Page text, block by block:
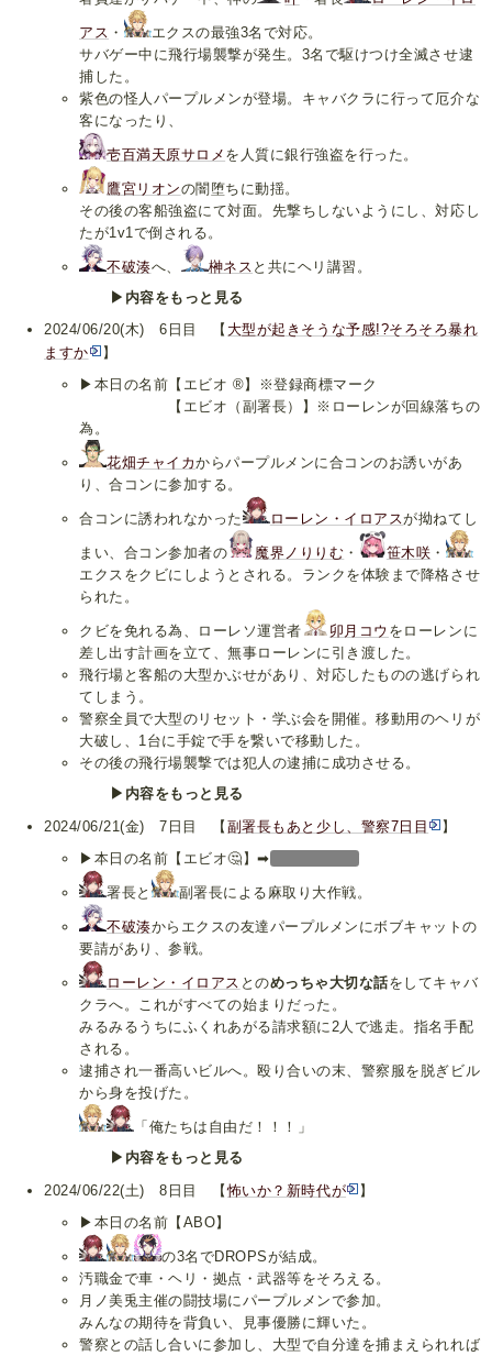
アス ・
エクスの最強3名で対応。
サバゲー中に飛行場襲撃が発生。3名で駆けつけ全滅させ逮
捕した。
紫色の怪人パープルメンが登場。キャバクラに行って厄介な
客になったり、
壱百満天原サロメ を人質に銀行強盗を行った。
鷹宮リオンの闇堕ちに動揺。
その後の客船強盗にて対面。先撃ちしないようにし、対応し
たが1v1で倒される。
不破湊へ、 榊ネス と共にヘリ講習。
▶内容をもっと見る
2024/06/20(木) 6日目 【 大型が起きそうな予感!?そろそろ暴れ
ますか
】
▶本日の名前【エビオ ®】※登録商標マーク
【エビオ（副署長）】※ローレンが回線落ちの
為。
花畑チャイカからパープルメンに合コンのお誘いがあ
り、合コンに参加する。
合コンに誘われなかった ローレン・イロアスが拗ねてし
まい、合コン参加者の 魔界ノりりむ ・ 笹木咲 ・
エクスをクビにしようとされる。ランクを体験まで降格させ
られた。
クビを免れる為、ローレソ運営者 卯月コウ をローレンに
差し出す計画を立て、無事ローレンに引き渡した。
飛行場と客船の大型かぶせがあり、対応したものの逃げられ
てしまう。
警察全員で大型のリセット・学ぶ会を開催。移動用のヘリが
大破し、1台に手錠で手を繋いで移動した。
その後の飛行場襲撃では犯人の逮捕に成功させる。
▶内容をもっと見る
2024/06/21(金) 7日目 【 副署長もあと少し、警察7日目
】
▶本日の名前【エビオ🤔】➡
署長と 副署長による麻取り大作戦。
不破湊からエクスの友達パープルメンにボブキャットの
要請があり、参戦。
ローレン・イロアス とのめっちゃ大切な話をしてキャバ
クラへ。これがすべての始まりだった。
みるみるうちにふくれあがる請求額に2人で逃走。指名手配
される。
逮捕され一番高いビルへ。殴り合いの末、警察服を脱ぎビル
から身を投げた。
「俺たちは自由だ！！！」
▶内容をもっと見る
2024/06/22(土) 8日目 【怖いか？新時代が
】
▶本日の名前【ABO】
の3名でDROPSが結成。
汚職金で車・ヘリ・拠点・武器等をそろえる。
月ノ美兎主催の闘技場にパープルメンで参加。
みんなの期待を背負い、見事優勝に輝いた。
警察との話し合いに参加し、大型で自分達を捕まえられれば